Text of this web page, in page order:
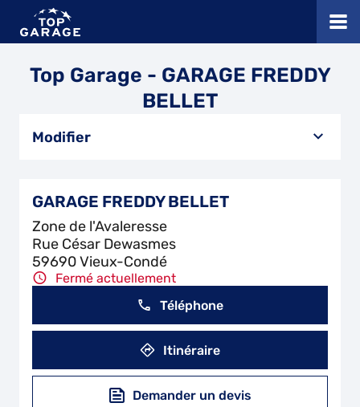
Top Garage - GARAGE FREDDY
BELLET
Modifier
GARAGE FREDDY BELLET
Zone de l'Avaleresse
Rue César Dewasmes
59690 Vieux-Condé
Fermé actuellement
Téléphone
Itinéraire
Demander un devis